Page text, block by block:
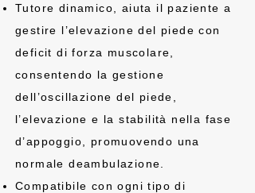
Tutore dinamico, aiuta il paziente a
gestire l’elevazione del piede con
deficit di forza muscolare,
consentendo la gestione
dell’oscillazione del piede,
l’elevazione e la stabilità nella fase
d’appoggio, promuovendo una
normale deambulazione.
Compatibile con ogni tipo di